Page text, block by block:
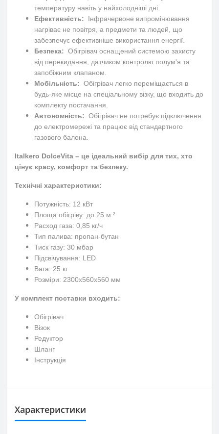
температуру навіть у найхолодніші дні.
Ефективність: Інфрачервоне випромінювання
нагріває не повітря, а предмети та людей, що
забезпечує ефективніше використання енергії.
Безпека: Обігрівач оснащений системою захисту
від перекидання, датчиком контролю полум'я та
запобіжним клапаном.
Мобільність: Обігрівач легко переміщається в
будь-яке місце на спеціальному візку, що входить до
комплекту постачання.
Автономність: Обігрівач не потребує підключення
до електромережі та працює від стандартного
газового балона.
Italkero DolceVita – це ідеальний вибір для тих, хто
цінує красу, комфорт та безпеку.
Технічні характеристики:
Потужність: 12 кВт
Площа обігріву: до 25 м ²
Расход газа: 0,85 кг/ч
Тип палива: пропан-бутан
Тиск газу: 30 мбар
Підсвічування: LED
Вага: 25 кг
Розміри: 2300x560x560 мм
У комплект поставки входить:
Обігрівач
Візок
Редуктор
Шланг
Інструкція
Характеристики